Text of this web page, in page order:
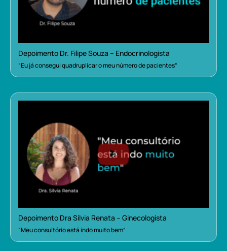
Depoimento Dr. Filipe Souza – Endocrinologista
“Eu já consegui quadruplicar o meu número de pacientes”
Depoimento Dra Sílvia Renata – Ginecologista
“Meu consultório está indo muito bem”